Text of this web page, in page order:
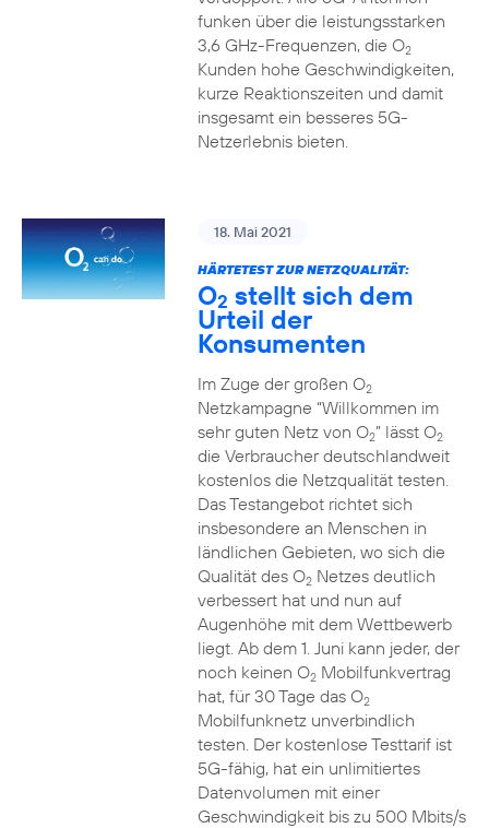
funken über die leistungsstarken
3,6 GHz-Frequenzen, die O2
Kunden hohe Geschwindigkeiten,
kurze Reaktionszeiten und damit
insgesamt ein besseres 5G-
Netzerlebnis bieten.
18. Mai 2021
HÄRTETEST ZUR NETZQUALITÄT:
O2 stellt sich dem
Urteil der
Konsumenten
Im Zuge der großen O2
Netzkampagne “Willkommen im
sehr guten Netz von O2” lässt O2
die Verbraucher deutschlandweit
kostenlos die Netzqualität testen.
Das Testangebot richtet sich
insbesondere an Menschen in
ländlichen Gebieten, wo sich die
Qualität des O2Netzes deutlich
verbessert hat und nun auf
Augenhöhe mit dem Wettbewerb
liegt. Ab dem 1. Juni kann jeder, der
noch keinen O2Mobilfunkvertrag
hat, für 30 Tage das O2
Mobilfunknetz unverbindlich
testen. Der kostenlose Testtarif ist
5G-fähig, hat ein unlimitiertes
Datenvolumen mit einer
Geschwindigkeit bis zu 500 Mbits/s